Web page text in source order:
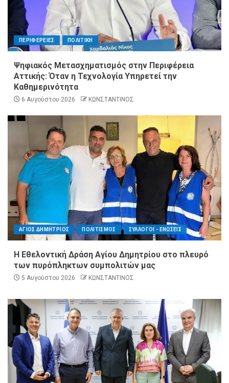
ΠΕΡΙΦΕΡΕΙΕΣ ΠΟΛΙΤΙΚΗ
Ψηφιακός Μετασχηματισμός στην Περιφέρεια
Αττικής: Όταν η Τεχνολογία Υπηρετεί την
Καθημερινότητα
6 Αυγούστου 2026 ΚΩΝΣΤΑΝΤΙΝΟΣ
ΑΓΙΟΣ ΔΗΜΗΤΡΙΟΣ ΠΟΛΙΤΙΣΜΟΣ ΣΥΛΛΟΓΟΙ - ΕΝΩΣΕΙΣ
Η Εθελοντική Δράση Αγίου Δημητρίου στο πλευρό
των πυρόπληκτων συμπολιτών μας
5 Αυγούστου 2026 ΚΩΝΣΤΑΝΤΙΝΟΣ